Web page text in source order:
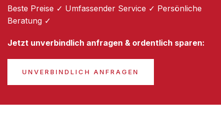
Beste Preise ✓ Umfassender Service ✓ Persönliche
Beratung ✓
Jetzt unverbindlich anfragen & ordentlich sparen:
UNVERBINDLICH ANFRAGEN